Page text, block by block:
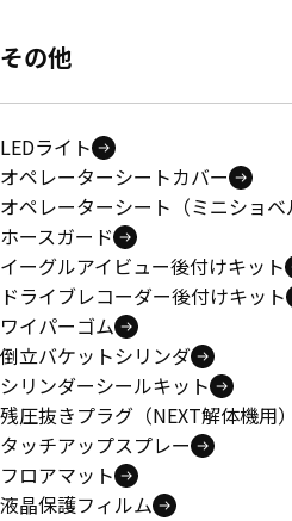
その他
LEDライト
オペレーターシートカバー
オペレーターシート（ミニショベ
ホースガード
イーグルアイビュー後付けキット
ドライブレコーダー後付けキット
ワイパーゴム
倒立バケットシリンダ
シリンダーシールキット
残圧抜きプラグ（NEXT解体機用）
タッチアップスプレー
フロアマット
液晶保護フィルム